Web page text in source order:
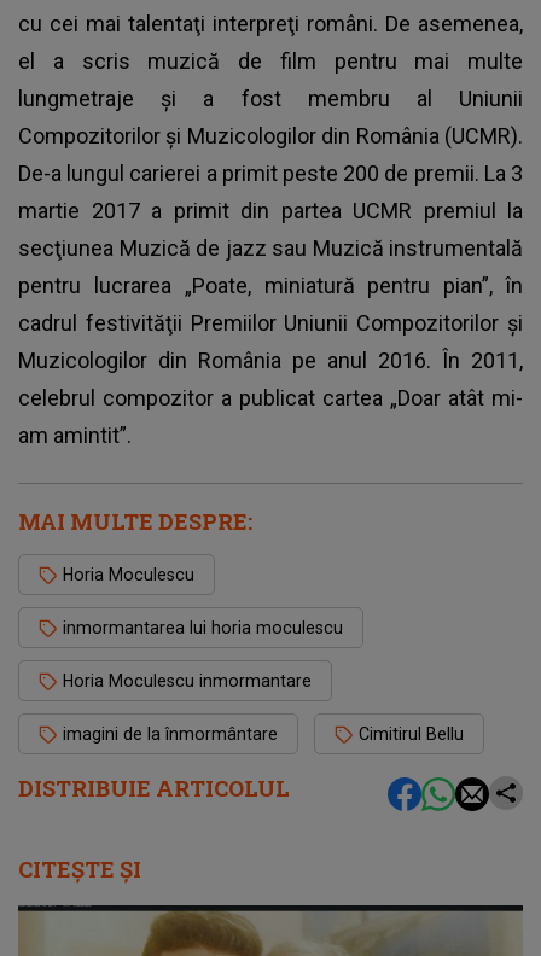
DISTRIBUIE ARTICOLUL
cu cei mai talentaţi interpreţi români. De asemenea,
el a scris muzică de film pentru mai multe
lungmetraje și a fost membru al Uniunii
Compozitorilor şi Muzicologilor din România (UCMR).
De-a lungul carierei a primit peste 200 de premii. La 3
martie 2017 a primit din partea UCMR premiul la
secţiunea Muzică de jazz sau Muzică instrumentală
pentru lucrarea „Poate, miniatură pentru pian”, în
cadrul festivităţii Premiilor Uniunii Compozitorilor şi
Muzicologilor din România pe anul 2016. În 2011,
celebrul compozitor a publicat cartea „Doar atât mi-
am amintit”.
MAI MULTE DESPRE:
Horia Moculescu
inmormantarea lui horia moculescu
Horia Moculescu inmormantare
imagini de la înmormântare Cimitirul Bellu
CITEȘTE ȘI